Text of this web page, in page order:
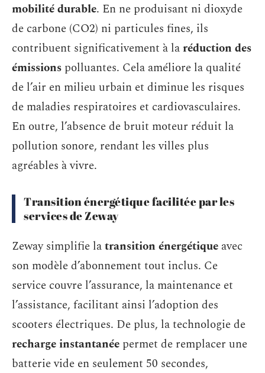
mobilité durable. En ne produisant ni dioxyde
de carbone (CO2) ni particules fines, ils
contribuent significativement à laréduction des
émissions polluantes. Cela améliore la qualité
de l’air en milieu urbain et diminue les risques
de maladies respiratoires et cardiovasculaires.
En outre, l’absence de bruit moteur réduit la
pollution sonore, rendant les villes plus
agréables à vivre.
Transition énergétique facilitée par les
services de Zeway
Zeway simplifie latransition énergétique avec
son modèle d’abonnement tout inclus. Ce
service couvre l’assurance, la maintenance et
l’assistance, facilitant ainsi l’adoption des
scooters électriques. De plus, la technologie de
recharge instantanée permet de remplacer une
batterie vide en seulement 50 secondes,